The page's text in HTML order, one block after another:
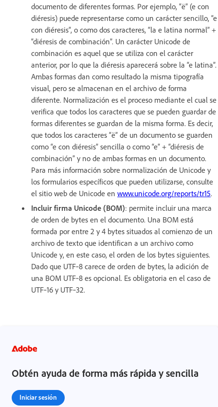
documento de diferentes formas. Por ejemplo, “ë” (e con
diéresis) puede representarse como un carácter sencillo, “e
con diéresis”, o como dos caracteres, “la e latina normal” +
“diéresis de combinación”. Un carácter Unicode de
combinación es aquel que se utiliza con el carácter
anterior, por lo que la diéresis aparecerá sobre la “e latina”.
Ambas formas dan como resultado la misma tipografía
visual, pero se almacenan en el archivo de forma
diferente. Normalización es el proceso mediante el cual se
verifica que todos los caracteres que se pueden guardar de
formas diferentes se guardan de la misma forma. Es decir,
que todos los caracteres “ë” de un documento se guarden
como “e con diéresis” sencilla o como “e” + “diéresis de
combinación” y no de ambas formas en un documento.
Para más información sobre normalización de Unicode y
los formularios específicos que pueden utilizarse, consulte
el sitio web de Unicode en www.unicode.org/reports/tr15.
Incluir firma Unicode (BOM): permite incluir una marca
de orden de bytes en el documento. Una BOM está
formada por entre 2 y 4 bytes situados al comienzo de un
archivo de texto que identifican a un archivo como
Unicode y, en este caso, el orden de los bytes siguientes.
Dado que UTF‑8 carece de orden de bytes, la adición de
una BOM UTF‑8 es opcional. Es obligatoria en el caso de
UTF‑16 y UTF‑32.
Obtén ayuda de forma más rápida y sencilla
Iniciar sesión